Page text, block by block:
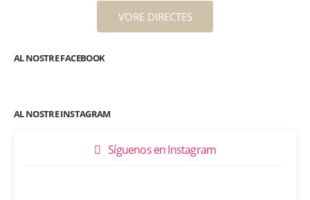
VORE DIRECTES
AL NOSTRE FACEBOOK
AL NOSTRE INSTAGRAM
Síguenos en Instagram